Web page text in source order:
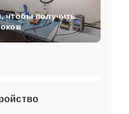
чтобы получить